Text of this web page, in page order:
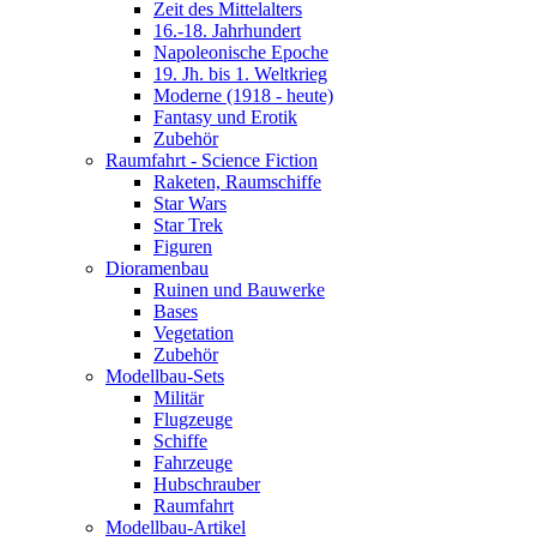
Zeit des Mittelalters
16.-18. Jahrhundert
Napoleonische Epoche
19. Jh. bis 1. Weltkrieg
Moderne (1918 - heute)
Fantasy und Erotik
Zubehör
Raumfahrt - Science Fiction
Raketen, Raumschiffe
Star Wars
Star Trek
Figuren
Dioramenbau
Ruinen und Bauwerke
Bases
Vegetation
Zubehör
Modellbau-Sets
Militär
Flugzeuge
Schiffe
Fahrzeuge
Hubschrauber
Raumfahrt
Modellbau-Artikel